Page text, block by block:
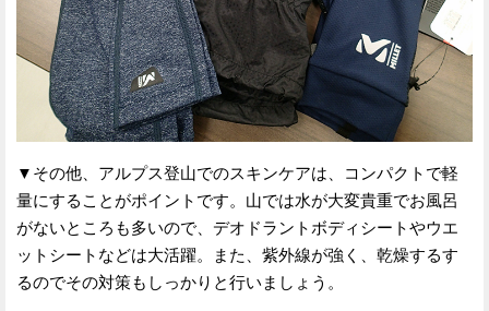
▼その他、アルプス登山でのスキンケアは、コンパクトで軽
量にすることがポイントです。山では水が大変貴重でお風呂
がないところも多いので、デオドラントボディシートやウエ
ットシートなどは大活躍。また、紫外線が強く、乾燥するす
るのでその対策もしっかりと行いましょう。